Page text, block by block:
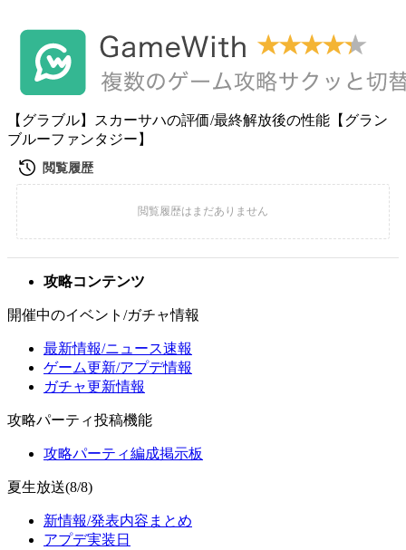
【グラブル】スカーサハの評価/最終解放後の性能【グラン
ブルーファンタジー】
攻略コンテンツ
開催中のイベント/ガチャ情報
最新情報/ニュース速報
ゲーム更新/アプデ情報
ガチャ更新情報
攻略パーティ投稿機能
攻略パーティ編成掲示板
夏生放送(8/8)
新情報/発表内容まとめ
アプデ実装日